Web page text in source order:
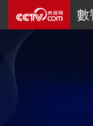
數